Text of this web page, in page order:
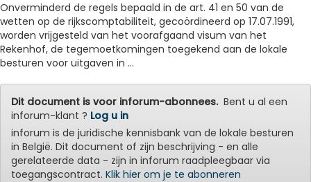
Onverminderd de regels bepaald in de art. 41 en 50 van de
wetten op de rijkscomptabiliteit, gecoördineerd op 17.07.1991,
worden vrijgesteld van het voorafgaand visum van het
Rekenhof, de tegemoetkomingen toegekend aan de lokale
besturen voor uitgaven in ...
Dit document is voor inforum-abonnees.Bent u al een
inforum-klant ? Log u in
inforum is de juridische kennisbank van de lokale besturen
in België. Dit document of zijn beschrijving - en alle
gerelateerde data - zijn in inforum raadpleegbaar via
toegangscontract. Klik hier om je te abonneren